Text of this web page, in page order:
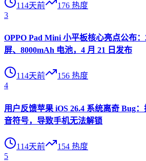
114天前 176 热度
3
OPPO Pad Mini 小平板核心亮点公布
屏、8000mAh 电池，4 月 21 日发布
114天前 156 热度
4
用户反馈苹果 iOS 26.4 系统离奇 Bug
音符号，导致手机无法解锁
114天前 154 热度
5